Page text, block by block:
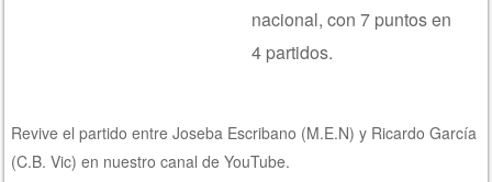
nacional, con 7 puntos en
4 partidos.
Revive el partido entre Joseba Escribano (M.E.N) y Ricardo García
(C.B. Vic) en nuestro canal de YouTube.